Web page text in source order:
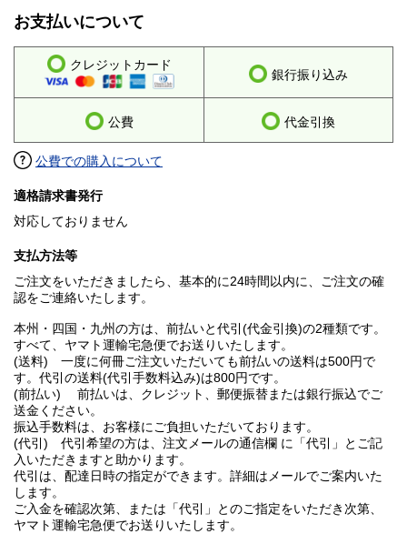
お支払いについて
クレジットカード
銀行振り込み
公費 代金引換
公費での購入について
適格請求書発行
対応しておりません
支払方法等
ご注文をいただきましたら、基本的に24時間以内に、ご注文の確
認をご連絡いたします。
本州・四国・九州の方は、前払いと代引(代金引換)の2種類です。
すべて、ヤマト運輸宅急便でお送りいたします。
(送料) 一度に何冊ご注文いただいても前払いの送料は500円で
す。代引の送料(代引手数料込み)は800円です。
(前払い) 前払いは、クレジット、郵便振替または銀行振込でご
送金ください。
振込手数料は、お客様にご負担いただいております。
(代引) 代引希望の方は、注文メールの通信欄 に「代引」とご記
入いただきますと助かります。
代引は、配達日時の指定ができます。詳細はメールでご案内いた
します。
ご入金を確認次第、または「代引」とのご指定をいただき次第、
ヤマト運輸宅急便でお送りいたします。